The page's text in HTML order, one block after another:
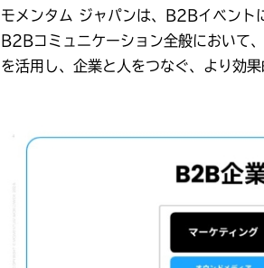
モメンタム ジャパンは、B2Bイベント
B2Bコミュニケーション全般において
を活用し、企業と人をつなぐ、より効